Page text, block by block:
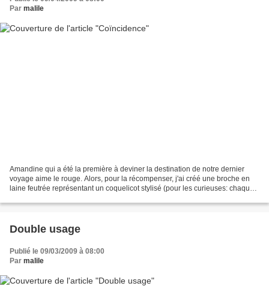
Par malile
Amandine qui a été la première à deviner la destination de notre dernier
voyage aime le rouge. Alors, pour la récompenser, j'ai créé une broche en
laine feutrée représentant un coquelicot stylisé (pour les curieuses: chaque
Double usage
Publié le 09/03/2009 à 08:00
Par malile